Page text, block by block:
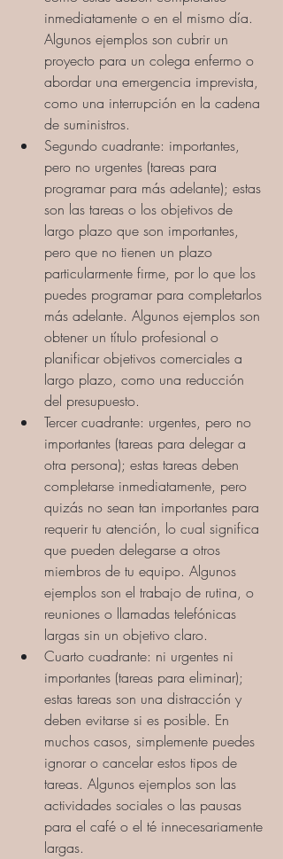
inmediatamente o en el mismo día.
Algunos ejemplos son cubrir un
proyecto para un colega enfermo o
abordar una emergencia imprevista,
como una interrupción en la cadena
de suministros.
Segundo cuadrante: importantes,
pero no urgentes (tareas para
programar para más adelante); estas
son las tareas o los objetivos de
largo plazo que son importantes,
pero que no tienen un plazo
particularmente firme, por lo que los
puedes programar para completarlos
más adelante. Algunos ejemplos son
obtener un título profesional o
planificar objetivos comerciales a
largo plazo, como una reducción
del presupuesto.
Tercer cuadrante: urgentes, pero no
importantes (tareas para delegar a
otra persona); estas tareas deben
completarse inmediatamente, pero
quizás no sean tan importantes para
requerir tu atención, lo cual significa
que pueden delegarse a otros
miembros de tu equipo. Algunos
ejemplos son el trabajo de rutina, o
reuniones o llamadas telefónicas
largas sin un objetivo claro.
Cuarto cuadrante: ni urgentes ni
importantes (tareas para eliminar);
estas tareas son una distracción y
deben evitarse si es posible. En
muchos casos, simplemente puedes
ignorar o cancelar estos tipos de
tareas. Algunos ejemplos son las
actividades sociales o las pausas
para el café o el té innecesariamente
largas.